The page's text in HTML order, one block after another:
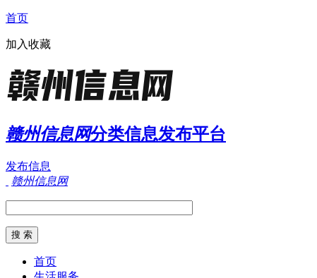
首页
加入收藏
赣州信息网分类信息发布平台
发布信息
赣州信息网
首页